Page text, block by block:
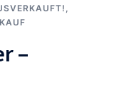
,
–